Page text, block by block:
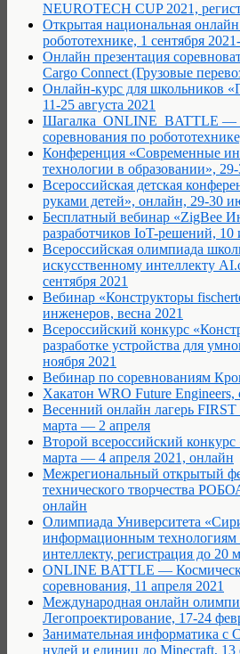
NEUROTECH CUP 2021,
Открытая национальная
робототехнике, 1 сентября
Онлайн презентация
Cargo Connect (Грузовые
Онлайн-курс для школьников
11-25 августа 2021
Шагалка_ONLINE_BATTLE —
соревнования по
Конференция «Современные
технологии в образовании»,
Всероссийская детская
руками детей», онлайн, 29-30
Бесплатный вебинар «ZigBee
разработчиков IoT-решений, 10
Всероссийская олимпиада
искусственному интеллекту
сентября 2021
Вебинар «Конструкторы
инженеров, весна 2021
Всероссийский конкурс
разработке устройства для
ноября 2021
Вебинар по соревнованиям
Хакатон WRO Future Engineers,
Весенний онлайн лагерь FIRST
марта — 2 апреля
Второй всероссийский
марта — 4 апреля 2021, онлайн
Межрегиональный открытый
технического творчества
онлайн
Олимпиада Университета
информационным технологиям
интеллекту, регистрация до 20
ONLINE BATTLE —
соревнования, 11 апреля 2021
Международная онлайн
Легопроектирование, 17-24
Занимательная информатика с
нулей и единиц до Minecraft, 13